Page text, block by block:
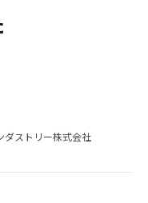
ダストリー株式会社